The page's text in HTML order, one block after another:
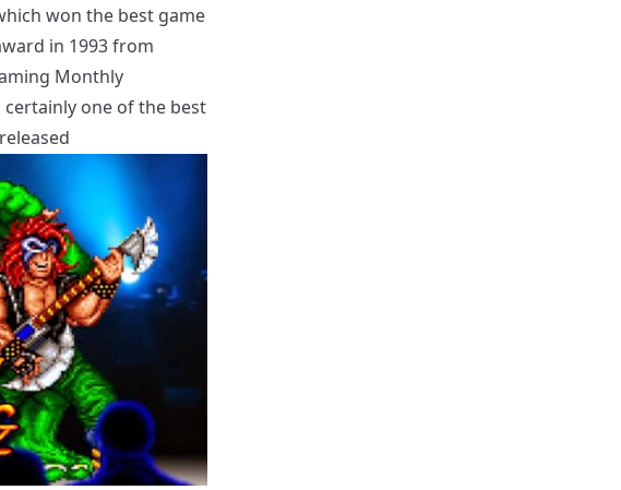
won the best game
in 1993 from
Monthly
certainly one of the best